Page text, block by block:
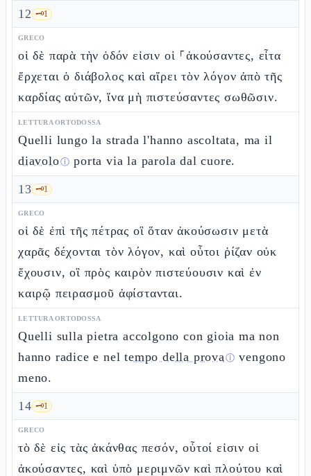
12 🗝️1
GRECO
οἱ δὲ παρὰ τὴν ὁδόν εἰσιν οἱ ⸀ἀκούσαντες, εἶτα
ἔρχεται ὁ διάβολος καὶ αἴρει τὸν λόγον ἀπὸ τῆς
καρδίας αὐτῶν, ἵνα μὴ πιστεύσαντες σωθῶσιν.
LETTURA ORTODOSSA
Quelli lungo la strada l'hanno ascoltata, ma il
diavoloⓘ porta via la parola dal cuore.
13 🗝️1
GRECO
οἱ δὲ ἐπὶ τῆς πέτρας οἳ ὅταν ἀκούσωσιν μετὰ
χαρᾶς δέχονται τὸν λόγον, καὶ οὗτοι ῥίζαν οὐκ
ἔχουσιν, οἳ πρὸς καιρὸν πιστεύουσιν καὶ ἐν
καιρῷ πειρασμοῦ ἀφίστανται.
LETTURA ORTODOSSA
Quelli sulla pietra accolgono con gioia ma non
hanno radice e neltempo della provaⓘ vengono
meno.
14 🗝️1
GRECO
τὸ δὲ εἰς τὰς ἀκάνθας πεσόν, οὗτοί εἰσιν οἱ
ἀκούσαντες, καὶ ὑπὸ μεριμνῶν καὶ πλούτου καὶ